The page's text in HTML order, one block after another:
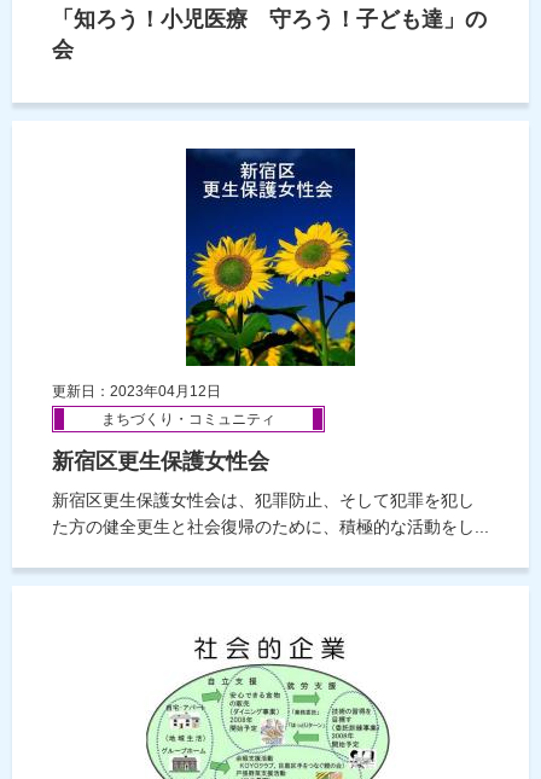
「知ろう！小児医療 守ろう！子ども達」の
会
更新日：2023年04月12日
まちづくり・コミュニティ
新宿区更生保護女性会
新宿区更生保護女性会は、犯罪防止、そして犯罪を犯し
た方の健全更生と社会復帰のために、積極的な活動をし...